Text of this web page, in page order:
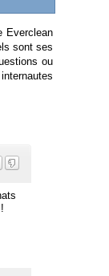
Everclean
sont ses
ou